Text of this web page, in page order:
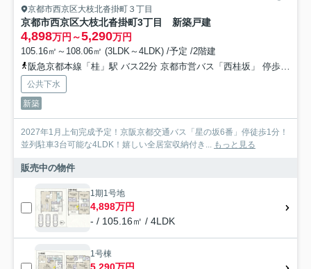
京都市西京区大枝北沓掛町３丁目
京都市西京区大枝北沓掛町3丁目 新築戸建
4,898万円～5,290万円
105.16㎡～108.06㎡ (3LDK～4LDK) /予定 /2階建
阪急京都本線「桂」駅 バス22分 京都市営バス「西桂坂」 停歩4分
公共下水
新築
2027年1月上旬完成予定！京阪京都交通バス「星の坂6番」停徒歩1分！
並列駐車3台可能な4LDK！嬉しい全居室収納付き... もっと見る
販売中の物件
1期1号地
4,898万円
- / 105.16㎡ / 4LDK
1号棟